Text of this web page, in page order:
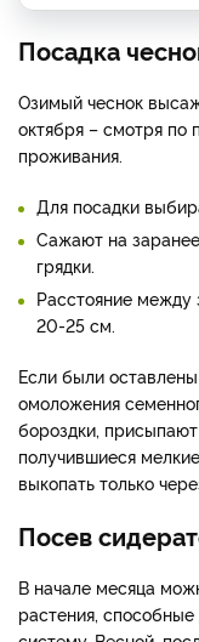
Посадка
Озимый чеснок
октября – смотря по
проживания.
Для посадки
Сажают на
грядки.
Расстояние
20-25 см.
Если были
омоложения
бороздки,
получившиеся
выкопать только
Посев
В начале месяца
растения,